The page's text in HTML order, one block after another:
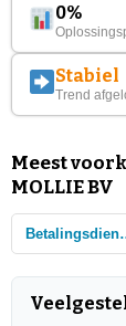
0%
Stabiel
Trend
Meest
MOLLIE BV